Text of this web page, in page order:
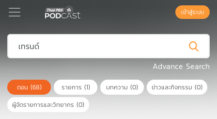
Podcast
เพล
ย์
ลิ
เข้าสู่ระบบ
Advance Search
ตอน (68) รายการ (1) บทความ (0) ข่าวและกิจกรรม (0)
ผู้จัดรายการและวิทยากร (0)